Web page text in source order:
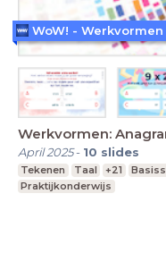
Werkvormen:
April 2025- 10 slides
Tekenen Taal +21
Praktijkonderwijs
WoW! -